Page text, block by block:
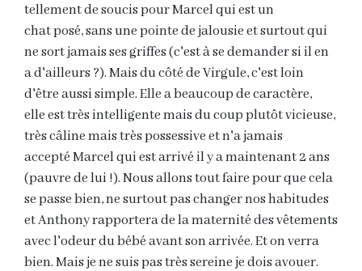
tellement de soucis pour Marcel qui est un
chat posé, sans une pointe de jalousie et surtout qui
ne sort jamais ses griffes (c'est à se demander si il en
a d'ailleurs ?). Mais du côté de Virgule, c'est loin
d'être aussi simple. Elle a beaucoup de caractère,
elle est très intelligente mais du coup plutôt vicieuse,
très câline mais très possessive et n'a jamais
accepté Marcel qui est arrivé il y a maintenant 2 ans
(pauvre de lui !). Nous allons tout faire pour que cela
se passe bien, ne surtout pas changer nos habitudes
et Anthony rapportera de la maternité des vêtements
avec l'odeur du bébé avant son arrivée. Et on verra
bien. Mais je ne suis pas très sereine je dois avouer.